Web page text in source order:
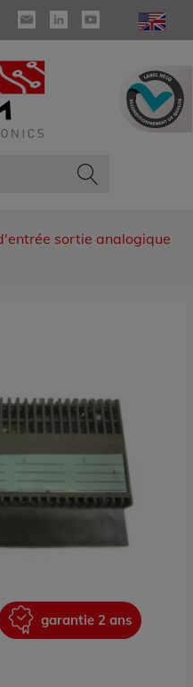
sortie analogique
garantie 2 ans